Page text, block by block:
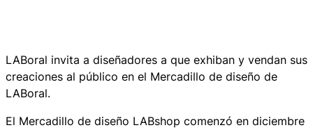
LABoral invita a diseñadores a que exhiban y vendan sus
creaciones al público en el Mercadillo de diseño de
LABoral.
El Mercadillo de diseño LABshop comenzó en diciembre